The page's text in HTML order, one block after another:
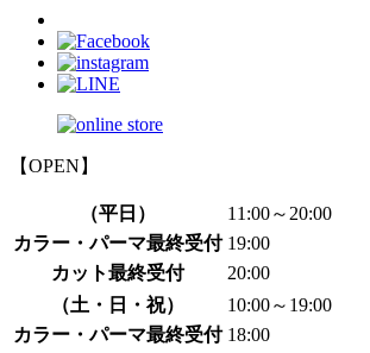
【OPEN】
（平日）
11:00～20:00
カラー・パーマ最終受付 19:00
カット最終受付
20:00
（土・日・祝）
10:00～19:00
カラー・パーマ最終受付 18:00